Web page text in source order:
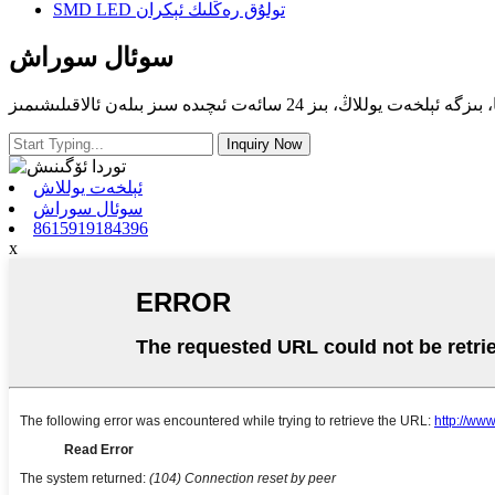
SMD LED تولۇق رەڭلىك ئېكران
سوئال سوراش
ئېلخەت يوللاش
سوئال سوراش
8615919184396
x